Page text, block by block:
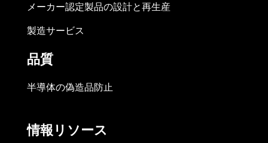
メーカー認定製品の設計と再生産
製造サービス
品質
半導体の偽造品防止
情報リソース